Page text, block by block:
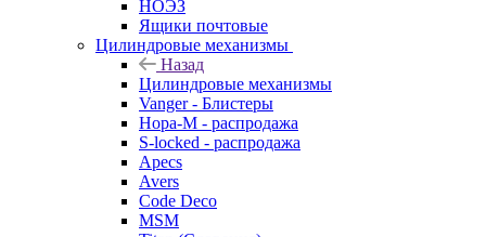
НОЭЗ
Ящики почтовые
Цилиндровые механизмы
Назад
Цилиндровые механизмы
Vanger - Блистеры
Нора-М - распродажа
S-locked - распродажа
Apecs
Avers
Code Deco
MSM